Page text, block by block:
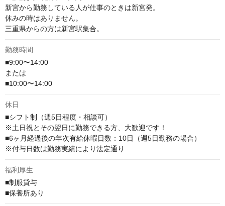
新宮から勤務している人が仕事のときは新宮発。
休みの時はありません。
三重県からの方は新宮駅集合。
勤務時間
■9:00〜14:00
または
■10:00〜14:00
休日
■シフト制（週5日程度・相談可）
※土日祝とその翌日に勤務できる方、大歓迎です！
■6ヶ月経過後の年次有給休暇日数：10日（週5日勤務の場合）
※付与日数は勤務実績により法定通り
福利厚生
■制服貸与
■保養所あり